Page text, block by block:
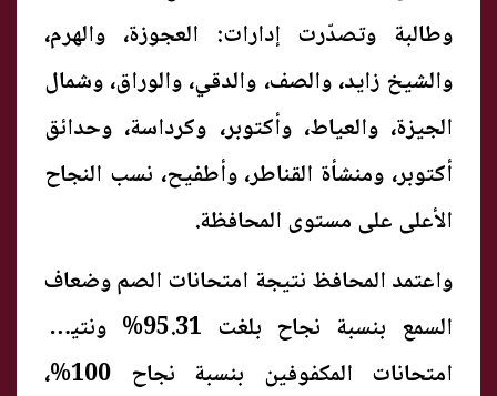
وطالبة وتصدّرت إدارات: العجوزة، والهرم،
والشيخ زايد، والصف، والدقي، والوراق، وشمال
الجيزة، والعياط، وأكتوبر، وكرداسة، وحدائق
أكتوبر، ومنشأة القناطر، وأطفيح، نسب النجاح
الأعلى على مستوى المحافظة.
واعتمد المحافظ نتيجة امتحانات الصم وضعاف
السمع بنسبة نجاح بلغت 95.31% ونتيجة
امتحانات المكفوفين بنسبة نجاح 100%،